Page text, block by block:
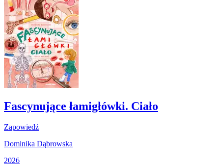
Fascynujące łamigłówki. Ciało
Zapowiedź
Dominika Dąbrowska
2026